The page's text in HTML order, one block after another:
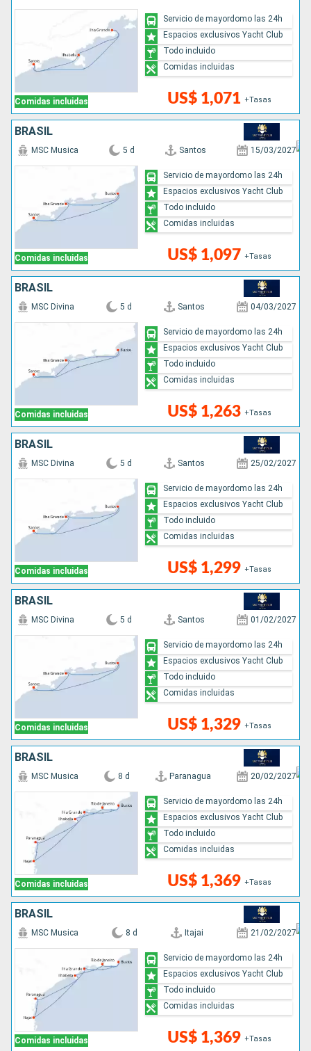
Comidas incluidas US$ 1,071 +Tasas
Servicio de mayordomo las 24h
Espacios exclusivos Yacht Club
Todo incluido
Comidas incluidas
BRASIL
Comidas incluidas
MSC Musica 5 d Santos 15/03/2027
US$ 1,097 +Tasas
Servicio de mayordomo las 24h
Espacios exclusivos Yacht Club
Todo incluido
Comidas incluidas
BRASIL
Comidas incluidas
MSC Divina 5 d Santos 04/03/2027
US$ 1,263 +Tasas
Servicio de mayordomo las 24h
Espacios exclusivos Yacht Club
Todo incluido
Comidas incluidas
BRASIL
Comidas incluidas
MSC Divina 5 d Santos 25/02/2027
US$ 1,299 +Tasas
Servicio de mayordomo las 24h
Espacios exclusivos Yacht Club
Todo incluido
Comidas incluidas
BRASIL
Comidas incluidas
MSC Divina 5 d Santos 01/02/2027
US$ 1,329 +Tasas
Servicio de mayordomo las 24h
Espacios exclusivos Yacht Club
Todo incluido
Comidas incluidas
BRASIL
Comidas incluidas
MSC Musica 8 d Paranagua 20/02/2027
US$ 1,369 +Tasas
Servicio de mayordomo las 24h
Espacios exclusivos Yacht Club
Todo incluido
Comidas incluidas
BRASIL
Comidas incluidas
MSC Musica 8 d Itajai 21/02/2027
US$ 1,369 +Tasas
Servicio de mayordomo las 24h
Espacios exclusivos Yacht Club
Todo incluido
Comidas incluidas